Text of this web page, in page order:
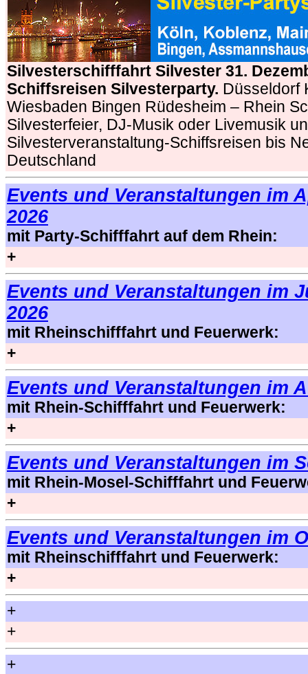
Silvesterschifffahrt Silvester 31.
Schiffsreisen Silvesterparty. Düsseldorf
Wiesbaden Bingen Rüdesheim – Rhein
Silvesterfeier, DJ-Musik oder Livemusik
Silvesterveranstaltung-Schiffsreisen bis
Deutschland
Events und Veranstaltungen im
2026
mit Party-Schifffahrt auf dem Rhein:
+
Events und Veranstaltungen im
2026
mit Rheinschifffahrt und Feuerwerk:
+
Events und Veranstaltungen im
mit Rhein-Schifffahrt und Feuerwerk:
+
Events und Veranstaltungen im
mit Rhein-Mosel-Schifffahrt und
+
Events und Veranstaltungen im
mit Rheinschifffahrt und Feuerwerk:
+
+
+
+